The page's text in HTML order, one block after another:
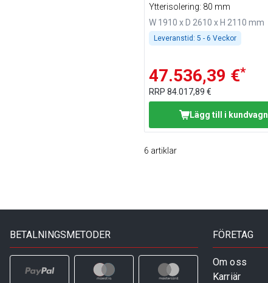
Ytterisolering: 80 mm
W 1910 x D 2610 x H 2110 mm
Leveranstid: 5 - 6 Veckor
47.536,39 €*
RRP 84.017,89 €
Lägg till i kundvagn
6 artiklar
BETALNINGSMETODER FÖRETAG
Om oss
Karriär